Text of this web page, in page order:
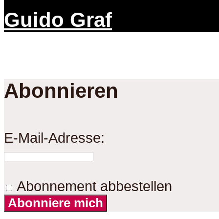
Guido Graf
Abonnieren
E-Mail-Adresse:
Abonnement abbestellen
Abonniere mich